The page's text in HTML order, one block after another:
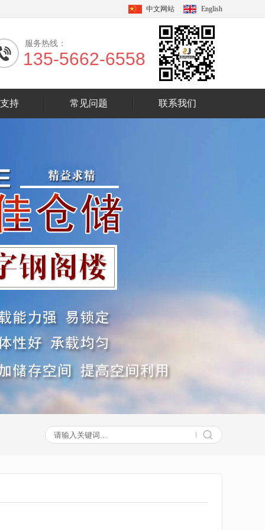
中文网站 English
服务热线：
135-5662-6558
持 常见问题 联系我们